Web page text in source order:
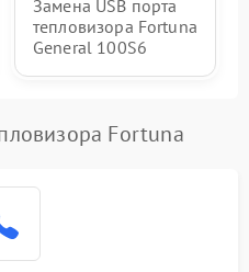
Замена USB порта
тепловизора Fortuna
General 100S6
Fortuna